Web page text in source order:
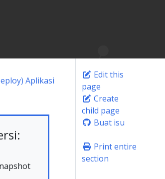
Aplikasi
Edit this
page
Create
child page
Buat isu
Print entire
section